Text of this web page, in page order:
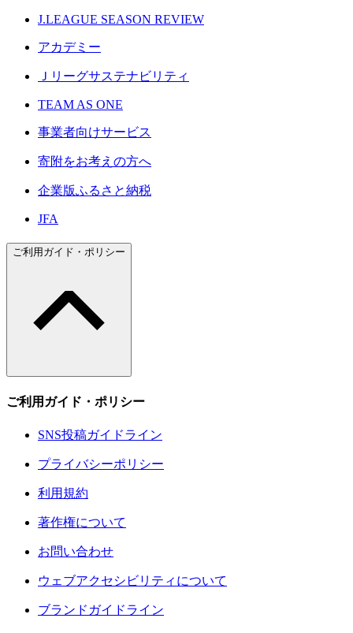
J.LEAGUE SEASON REVIEW
アカデミー
Ｊリーグサステナビリティ
TEAM AS ONE
事業者向けサービス
寄附をお考えの方へ
企業版ふるさと納税
JFA
ご利用ガイド・ポリシー
ご利用ガイド・ポリシー
SNS投稿ガイドライン
プライバシーポリシー
利用規約
著作権について
お問い合わせ
ウェブアクセシビリティについて
ブランドガイドライン